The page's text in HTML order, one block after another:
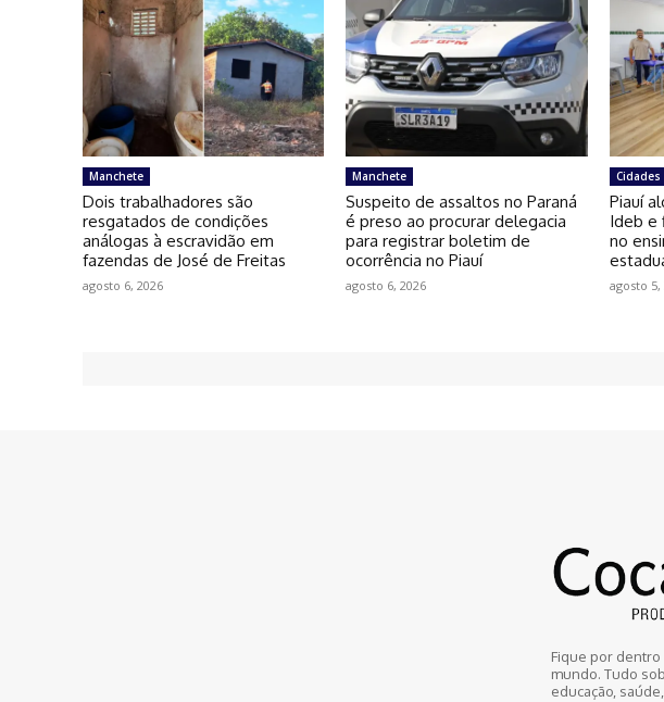
Manchete
Dois trabalhadores são
resgatados de condições
análogas à escravidão em
fazendas de José de Freitas
agosto 6, 2026
Manchete
Suspeito de assaltos no Paraná
é preso ao procurar delegacia
para registrar boletim de
ocorrência no Piauí
agosto 6, 2026
Cidades
Piauí
Ideb e
no
agosto 5,
Fique por
mundo. Tudo
educação,